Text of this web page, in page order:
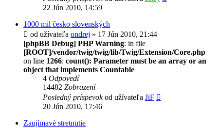
22 Jún 2010, 14:59
1000 mil česko slovenských
od užívateľa ondrej » 17 Jún 2010, 21:44
[phpBB Debug] PHP Warning: in file
[ROOT]/vendor/twig/twig/lib/Twig/Extension/Core.php
on line 1266: count(): Parameter must be an array or an
object that implements Countable
4 Odpovedí
14482 Zobrazení
Posledný príspevokod užívateľa JiF
20 Jún 2010, 17:46
Zaujímavé stretnutie